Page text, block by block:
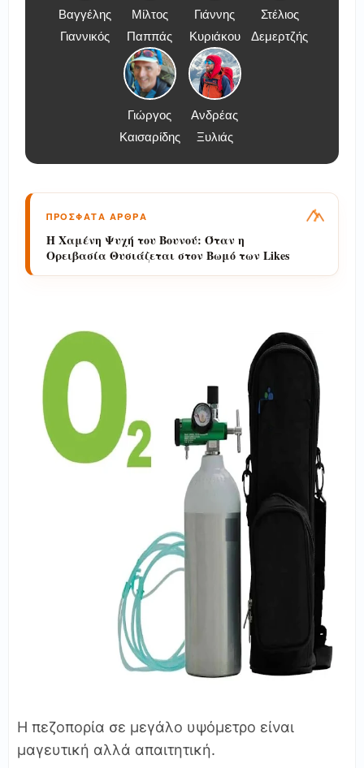
Βαγγέλης
Γιαννικός
Μίλτος
Παππάς
Γιάννης
Κυριάκου
Στέλιος
Δεμερτζής
Γιώργος
Καισαρίδης
Ανδρέας
Ξυλιάς
ΠΡΟΣΦΑΤΑ ΑΡΘΡΑ
Η Χαμένη Ψυχή του Βουνού: Όταν η
Ορειβασία Θυσιάζεται στον Βωμό των Likes
Η πεζοπορία σε μεγάλο υψόμετρο είναι
μαγευτική αλλά απαιτητική.